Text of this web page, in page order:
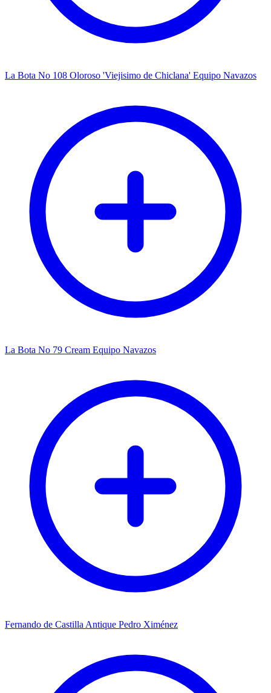
La Bota No 108 Oloroso 'Viejisimo de Chiclana' Equipo Navazos
La Bota No 79 Cream Equipo Navazos
Fernando de Castilla Antique Pedro Ximénez